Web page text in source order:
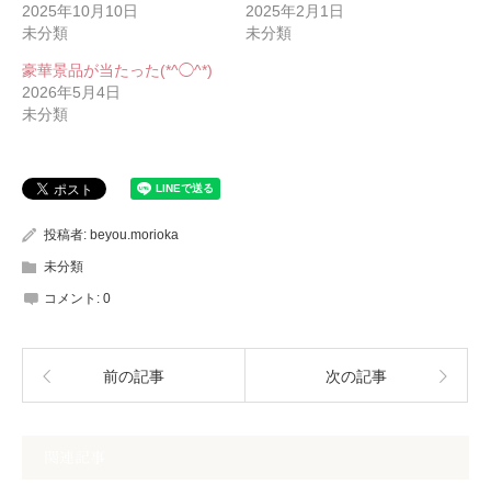
2025年10月10日
未分類
2025年2月1日
未分類
豪華景品が当たった(*^◯^*)
2026年5月4日
未分類
投稿者: beyou.morioka
未分類
コメント: 0
前の記事 次の記事